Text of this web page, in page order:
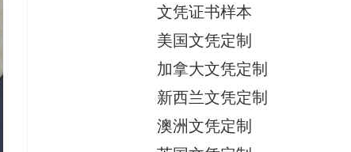
文凭证书样本
美国文凭定制
加拿大文凭定制
新西兰文凭定制
澳洲文凭定制